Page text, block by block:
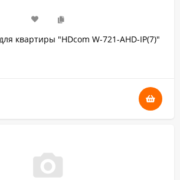
квартиры "HDcom W-721-AHD-IP(7)"